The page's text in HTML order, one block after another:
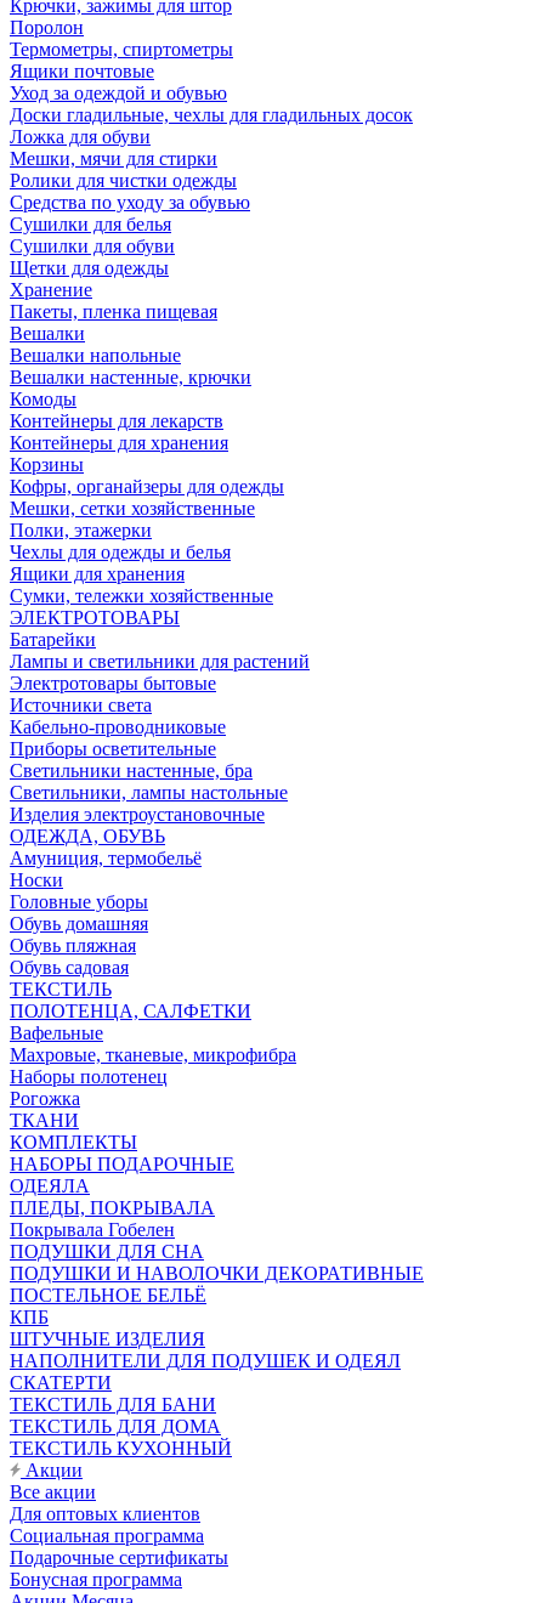
Крючки, зажимы для штор
Поролон
Термометры, спиртометры
Ящики почтовые
Уход за одеждой и обувью
Доски гладильные, чехлы для гладильных досок
Ложка для обуви
Мешки, мячи для стирки
Ролики для чистки одежды
Средства по уходу за обувью
Сушилки для белья
Сушилки для обуви
Щетки для одежды
Хранение
Пакеты, пленка пищевая
Вешалки
Вешалки напольные
Вешалки настенные, крючки
Комоды
Контейнеры для лекарств
Контейнеры для хранения
Корзины
Кофры, органайзеры для одежды
Мешки, сетки хозяйственные
Полки, этажерки
Чехлы для одежды и белья
Ящики для хранения
Сумки, тележки хозяйственные
ЭЛЕКТРОТОВАРЫ
Батарейки
Лампы и светильники для растений
Электротовары бытовые
Источники света
Кабельно-проводниковые
Приборы осветительные
Светильники настенные, бра
Светильники, лампы настольные
Изделия электроустановочные
ОДЕЖДА, ОБУВЬ
Амуниция, термобельё
Носки
Головные уборы
Обувь домашняя
Обувь пляжная
Обувь садовая
ТЕКСТИЛЬ
ПОЛОТЕНЦА, САЛФЕТКИ
Вафельные
Махровые, тканевые, микрофибра
Наборы полотенец
Рогожка
ТКАНИ
КОМПЛЕКТЫ
НАБОРЫ ПОДАРОЧНЫЕ
ОДЕЯЛА
ПЛЕДЫ, ПОКРЫВАЛА
Покрывала Гобелен
ПОДУШКИ ДЛЯ СНА
ПОДУШКИ И НАВОЛОЧКИ ДЕКОРАТИВНЫЕ
ПОСТЕЛЬНОЕ БЕЛЬЁ
КПБ
ШТУЧНЫЕ ИЗДЕЛИЯ
НАПОЛНИТЕЛИ ДЛЯ ПОДУШЕК И ОДЕЯЛ
СКАТЕРТИ
ТЕКСТИЛЬ ДЛЯ БАНИ
ТЕКСТИЛЬ ДЛЯ ДОМА
ТЕКСТИЛЬ КУХОННЫЙ
Акции
Все акции
Для оптовых клиентов
Социальная программа
Подарочные сертификаты
Бонусная программа